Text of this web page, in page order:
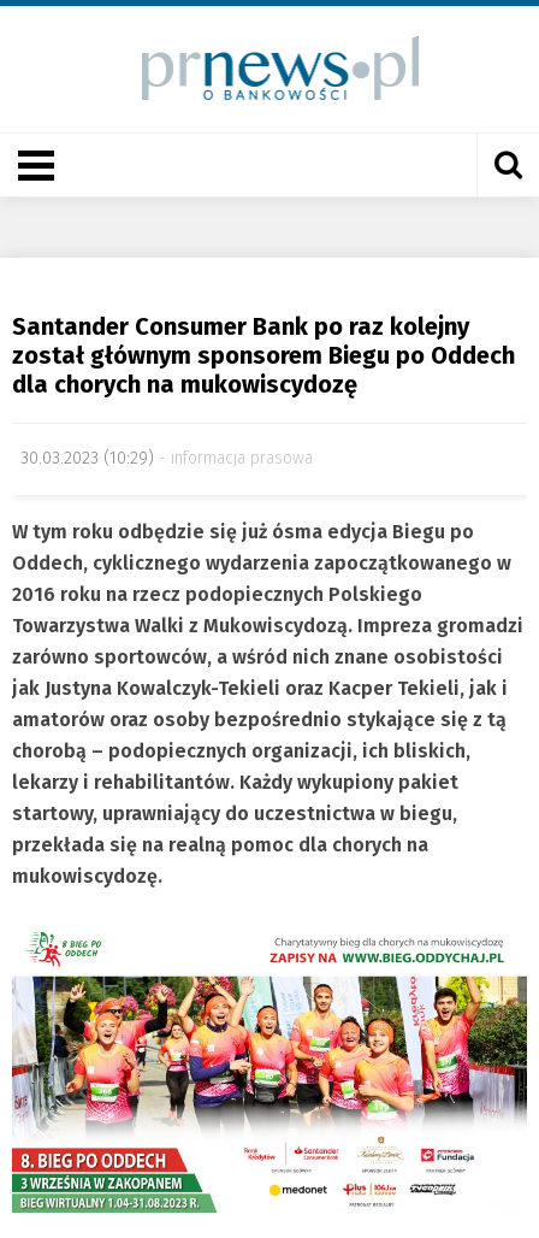
Santander Consumer Bank po raz kolejny
został głównym sponsorem Biegu po Oddech
dla chorych na mukowiscydozę
30.03.2023 (10:29) informacja prasowa
W tym roku odbędzie się już ósma edycja Biegu po
Oddech, cyklicznego wydarzenia zapoczątkowanego w
2016 roku na rzecz podopiecznych Polskiego
Towarzystwa Walki z Mukowiscydozą. Impreza gromadzi
zarówno sportowców, a wśród nich znane osobistości
jak Justyna Kowalczyk-Tekieli oraz Kacper Tekieli, jak i
amatorów oraz osoby bezpośrednio stykające się z tą
chorobą – podopiecznych organizacji, ich bliskich,
lekarzy i rehabilitantów. Każdy wykupiony pakiet
startowy, uprawniający do uczestnictwa w biegu,
przekłada się na realną pomoc dla chorych na
mukowiscydozę.